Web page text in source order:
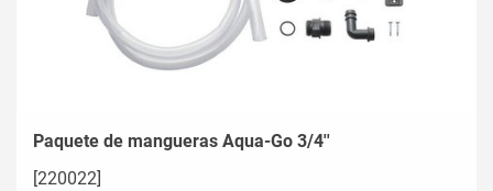
Paquete de mangueras Aqua-Go 3/4''
[220022]